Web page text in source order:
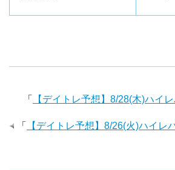
「 【デイトレ予想】8/28(木)ハイ
「 【デイトレ予想】8/26(火)ハイレ